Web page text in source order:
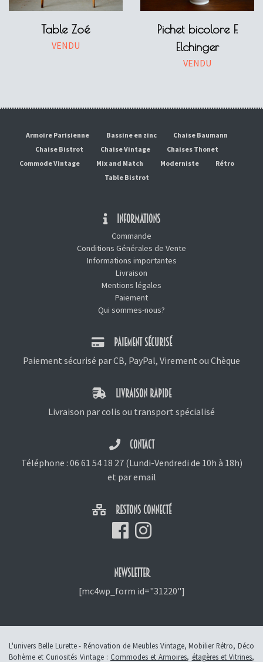
Table Zoé
VENDU
Pichet bicolore F.
Elchinger
VENDU
Armoire Parisienne Bassine en zinc
Chaise Baumann
Chaise Bistrot
Chaise Vintage
Chaises Thonet
Commode Vintage
Mix and Match Moderniste
Rétro
Table Bistrot
INFORMATIONS
Commande
Conditions Générales de Vente
Informations importantes
Livraison
Mentions légales
Paiement
Qui sommes-nous?
PAIEMENT SÉCURISÉ
Paiement sécurisé par CB, PayPal, Virement ou Chèque
LIVRAISON RAPIDE
Livraison par colis ou transport spécialisé
CONTACT
Téléphone : 06 61 54 18 27(Lundi-Vendredi de 10h à 18h)
et par email
RESTONS CONNECTÉ
NEWSLETTER
[mc4wp_form id="31220"]
L'univers Belle Lurette - Rénovation de Meubles Vintage, Mobilier Rétro, Déco
Bohème et Curiosités Vintage : Commodes et Armoires, étagères et Vitrines,